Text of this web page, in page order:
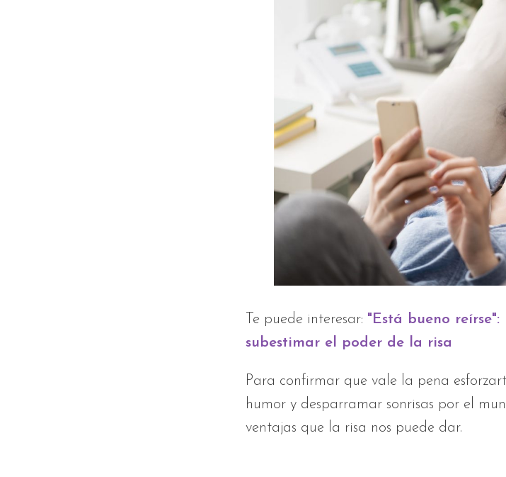
Te puede interesar: "Está bueno
subestimar el poder de la risa
Para confirmar que vale la pena
humor y desparramar sonrisas por el
ventajas que la risa nos puede dar.